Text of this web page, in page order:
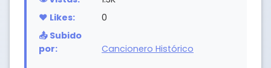
❤️ Likes:
0
📤 Subido
por:
Cancionero Histórico